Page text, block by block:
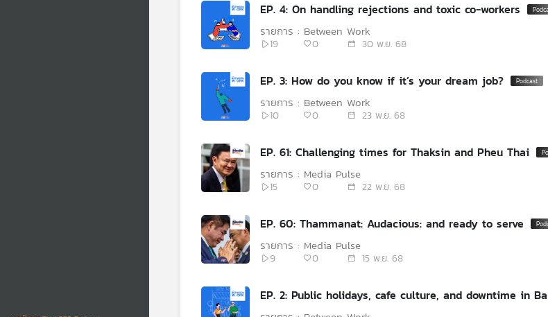
EP. 4: On handling rejections and toxic co-workers
19 0 30 พ.ย. 68
รายการ : Between Work
EP. 3: How do you know if it’s your dream job?
10 0 23 พ.ย. 68
รายการ : Between Work
EP. 61: Challenging times for Thaksin and Pheu Thai
15 0 22 พ.ย. 68
รายการ : Media Pulse
EP. 60: Thammanat: Audacious: and ready to serve
9 0 15 พ.ย. 68
รายการ : Media Pulse
EP. 2: Public holidays, cafe culture, and downtime in